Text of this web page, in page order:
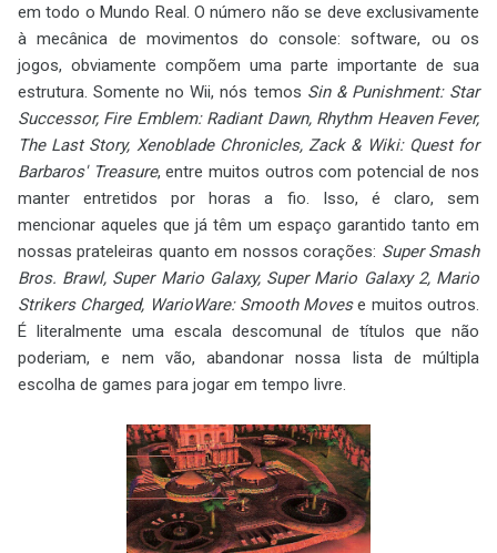
em todo o Mundo Real. O número não se deve exclusivamente
à mecânica de movimentos do console: software, ou os
jogos, obviamente compõem uma parte importante de sua
estrutura. Somente no Wii, nós temos Sin & Punishment: Star
Successor, Fire Emblem: Radiant Dawn, Rhythm Heaven Fever,
The Last Story, Xenoblade Chronicles, Zack & Wiki: Quest for
Barbaros' Treasure, entre muitos outros com potencial de nos
manter entretidos por horas a fio. Isso, é claro, sem
mencionar aqueles que já têm um espaço garantido tanto em
nossas prateleiras quanto em nossos corações: Super Smash
Bros. Brawl, Super Mario Galaxy, Super Mario Galaxy 2, Mario
Strikers Charged, WarioWare: Smooth Movese muitos outros.
É literalmente uma escala descomunal de títulos que não
poderiam, e nem vão, abandonar nossa lista de múltipla
escolha de games para jogar em tempo livre.